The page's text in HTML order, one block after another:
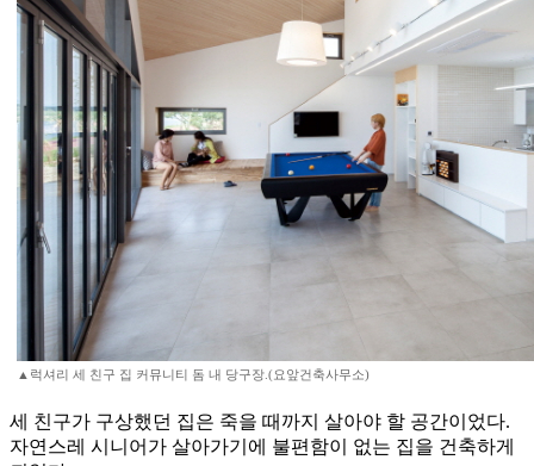
▲럭셔리 세 친구 집 커뮤니티 돔 내 당구장.(요앞건축사무소)
세 친구가 구상했던 집은 죽을 때까지 살아야 할 공간이었다.
자연스레 시니어가 살아가기에 불편함이 없는 집을 건축하게